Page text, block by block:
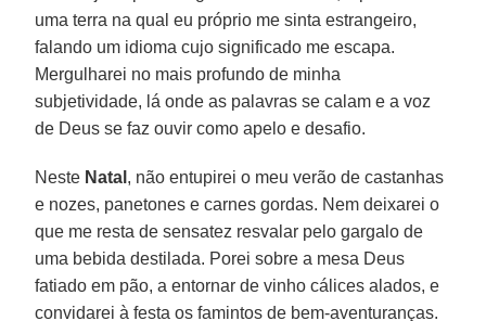
uma terra na qual eu próprio me sinta estrangeiro,
falando um idioma cujo significado me escapa.
Mergulharei no mais profundo de minha
subjetividade, lá onde as palavras se calam e a voz
de Deus se faz ouvir como apelo e desafio.
Neste Natal , não entupirei o meu verão de castanhas
e nozes, panetones e carnes gordas. Nem deixarei o
que me resta de sensatez resvalar pelo gargalo de
uma bebida destilada. Porei sobre a mesa Deus
fatiado em pão, a entornar de vinho cálices alados, e
convidarei à festa os famintos de bem-aventuranças.